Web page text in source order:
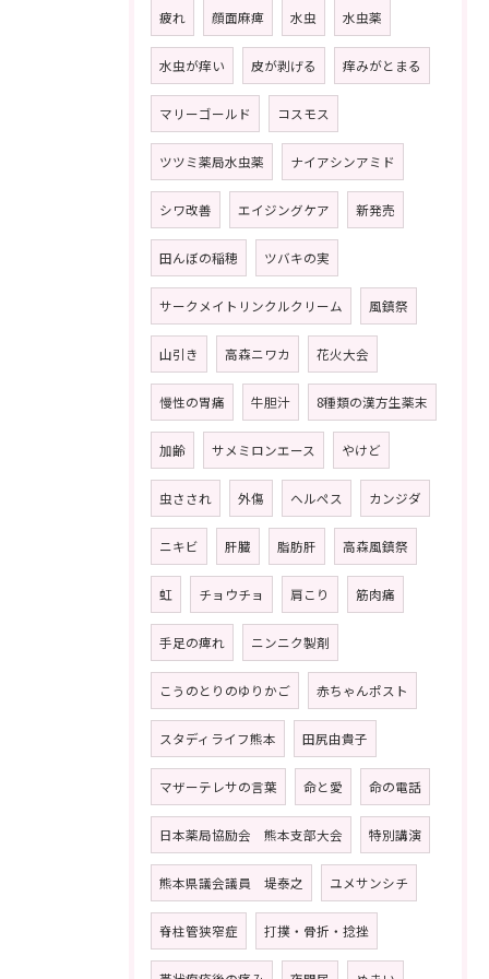
疲れ 顔面麻痺 水虫 水虫薬
水虫が痒い 皮が剥げる 痒みがとまる
マリーゴールド コスモス
ツツミ薬局水虫薬 ナイアシンアミド
シワ改善 エイジングケア 新発売
田んぼの稲穂 ツバキの実
サークメイトリンクルクリーム 風鎮祭
山引き 高森ニワカ 花火大会
慢性の胃痛 牛胆汁 8種類の漢方生薬末
加齢 サメミロンエース やけど
虫さされ 外傷 ヘルペス カンジダ
ニキビ 肝臓 脂肪肝 高森風鎮祭
虹 チョウチョ 肩こり 筋肉痛
手足の痺れ ニンニク製剤
こうのとりのゆりかご 赤ちゃんポスト
スタディライフ熊本 田尻由貴子
マザーテレサの言葉 命と愛 命の電話
日本薬局協励会 熊本支部大会 特別講演
熊本県議会議員 堤泰之 ユメサンシチ
脊柱管狭窄症 打撲・骨折・捻挫